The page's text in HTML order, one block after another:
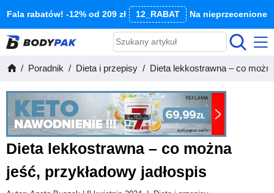
Fala rabatów! -12% od 209 zł 12_RABAT Na nieprzecenione
Poradnik Dieta i przepisy Dieta lekkostrawna – co
Dieta lekkostrawna – co można
jeść, przykładowy jadłospis